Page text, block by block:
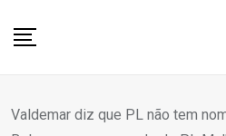
Valdemar diz que PL não tem